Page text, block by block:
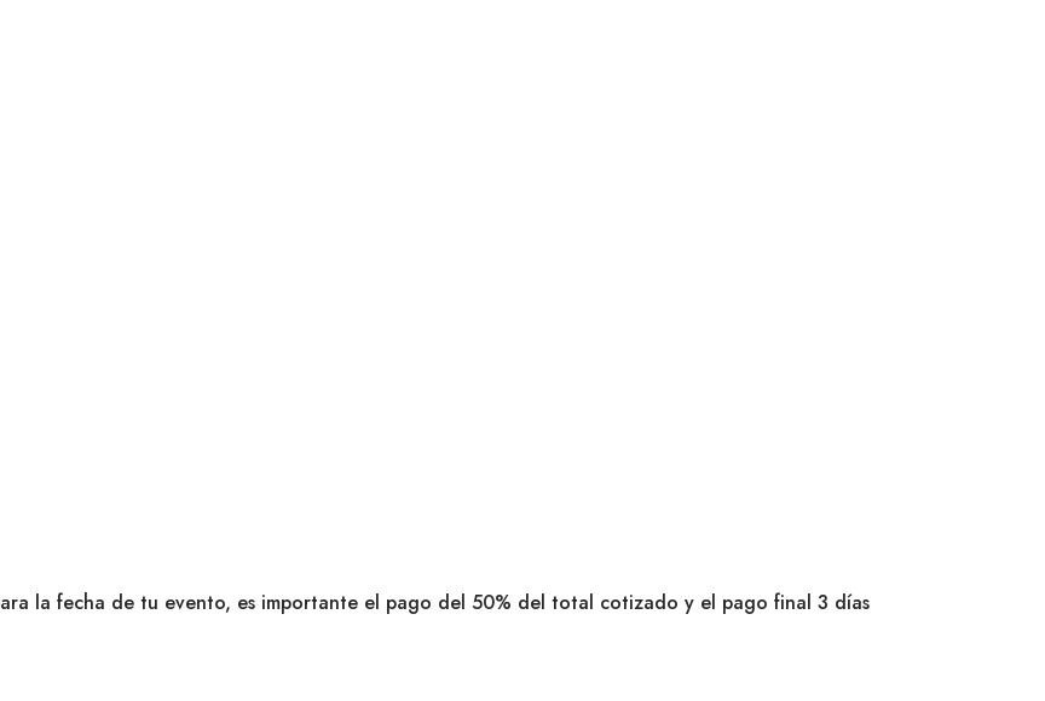
la fecha de tu evento, es importante el pago del 50% del total cotizado y el pago final 3 días